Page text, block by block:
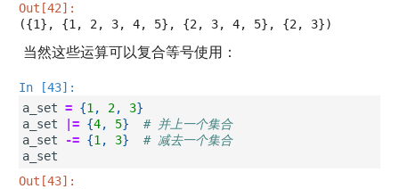
Out[42]:
({1}, {1, 2, 3, 4, 5}, {2, 3, 4, 5}, {2, 3})
当然这些运算可以复合等号使用：
In [43]:
a_set = {1 , 2, 3}
a_set
|= {4, 5}
# 并上一个集合
a_set
-= {1 , 3}
# 减去一个集合
a_set
Out[43]: